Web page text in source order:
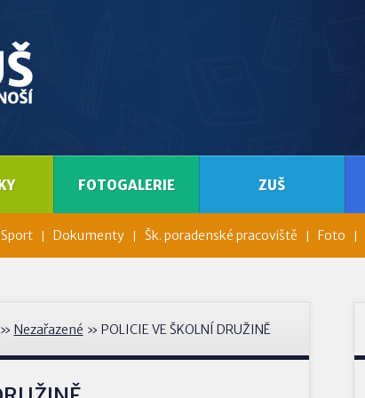
Sport Dokumenty Šk. poradenské pracoviště Foto
FOTOGALERIE ZUŠ
Nezařazené » POLICIE VE ŠKOLNÍ DRUŽINĚ